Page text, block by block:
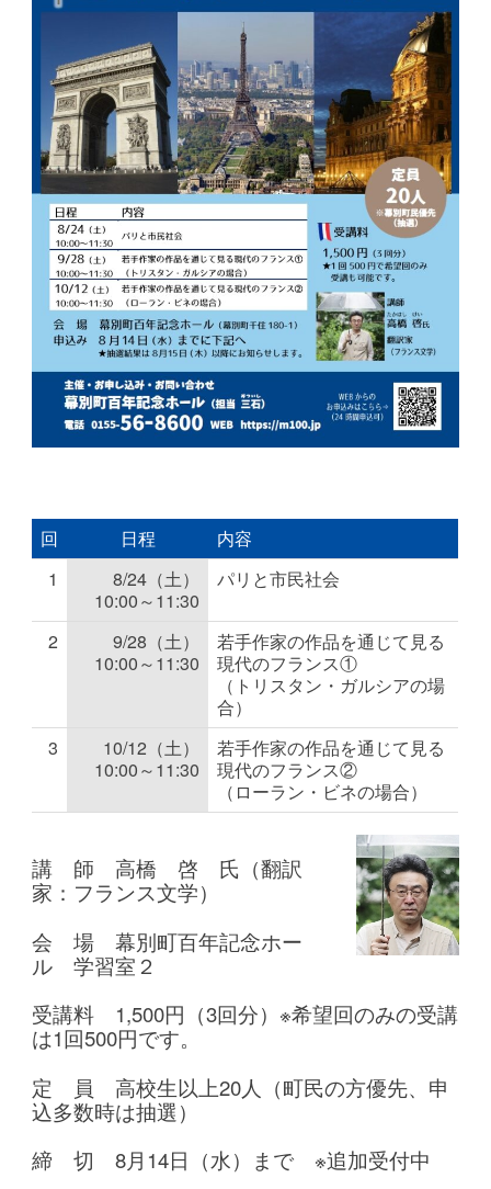
回 日程
内容
1
8/24（土）
10:00～11:30
パリと市民社会
2
9/28（土）
10:00～11:30
若手作家の作品を通じて見る
現代のフランス①
（トリスタン・ガルシアの場
合）
3
10/12（土）
10:00～11:30
若手作家の作品を通じて見る
現代のフランス②
（ローラン・ビネの場合）
講 師 高橋 啓 氏（翻訳
家：フランス文学）
会 場 幕別町百年記念ホー
ル 学習室２
受講料 1,500円（3回分）※希望回のみの受講
は1回500円です。
定 員 高校生以上20人（町民の方優先、申
込多数時は抽選）
締 切 8月14日（水）まで ※追加受付中